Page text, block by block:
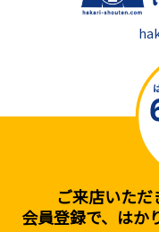
ご来店いただ
会員登録で、はか